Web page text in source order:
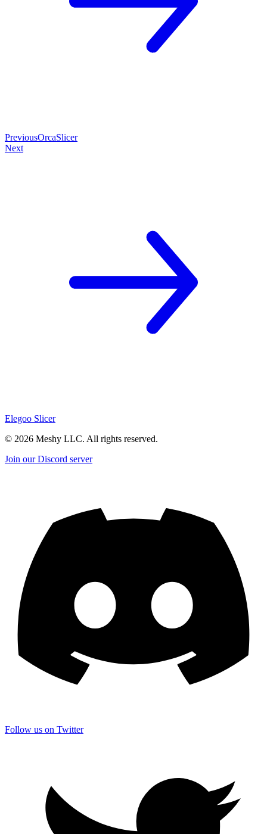
PreviousOrcaSlicer
Next
Elegoo Slicer
© 2026 Meshy LLC. All rights reserved.
Join our Discord server
Follow us on Twitter